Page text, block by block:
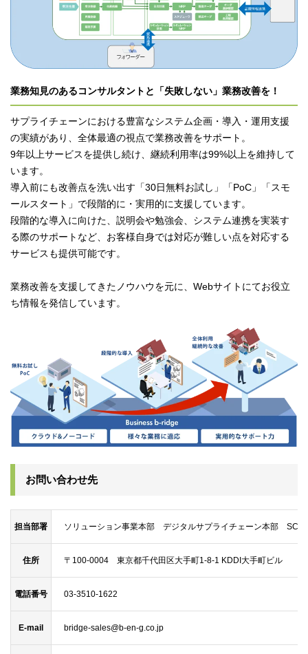
業務知見のあるコンサルタントと「失敗しない」業務改善を！
サプライチェーンにおける豊富なシステム企画・導入・運用支援
の実績があり、全体最適の視点で業務改善をサポート。
9年以上サービスを提供し続け、継続利用率は99%以上を維持して
います。
導入前にも改善点を洗い出す「30日無料お試し」「PoC」「スモ
ールスタート」で段階的に・実用的に支援しています。
段階的な導入に向けた、説明会や勉強会、システム連携を実装す
る際のサポートなど、お客様自身では対応が難しい点を対応する
サービスも提供可能です。
業務改善を支援してきたノウハウを元に、Webサイトにてお役立
ち情報を発信しています。
お問い合わせ先
担当部署 ソリューション事業本部 デジタルサプライチェーン本部 SCM
住所 〒100-0004 東京都千代田区大手町1-8-1 KDDI大手町ビル
電話番号 03-3510-1622
E-mail bridge-sales@b-en-g.co.jp